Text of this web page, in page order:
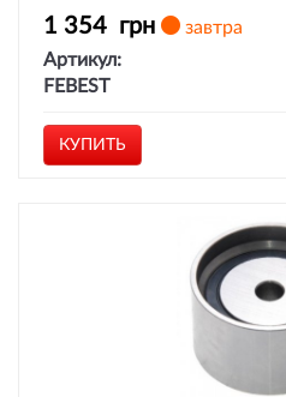
1 354 грн
завтра
Артикул:
FEBEST
КУПИТЬ